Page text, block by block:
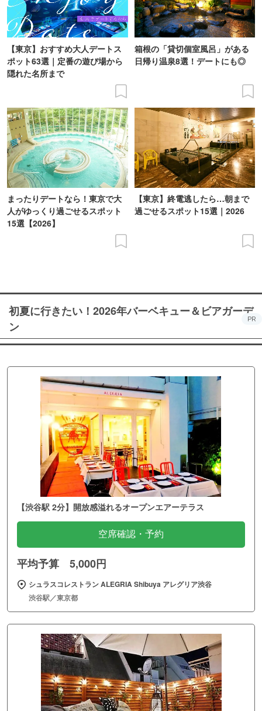
【東京】おすすめ大人デートス
ポット63選｜定番の遊び場から
隠れた名所まで
箱根の「貸切個室風呂」がある
日帰り温泉8選！デートにも◎
まったりデートなら！東京で大
人がゆっくり過ごせるスポット
15選【2026】
【東京】終電逃したら…朝まで
過ごせるスポット15選｜2026
初夏に行きたい！2026年バーベキュー＆ビアガーデ
ン
PR
【渋谷駅 2分】開放感溢れるオープンエアーテラス
空席確認・予約
平均予算 5,000円
シュラスコレストラン ALEGRIA Shibuya アレグリア渋谷
渋谷駅／東京都